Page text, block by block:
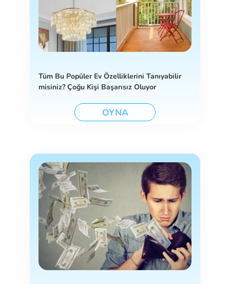
Tüm Bu Popüler Ev Özelliklerini Tanıyabilir
misiniz? Çoğu Kişi Başarısız Oluyor
OYNA